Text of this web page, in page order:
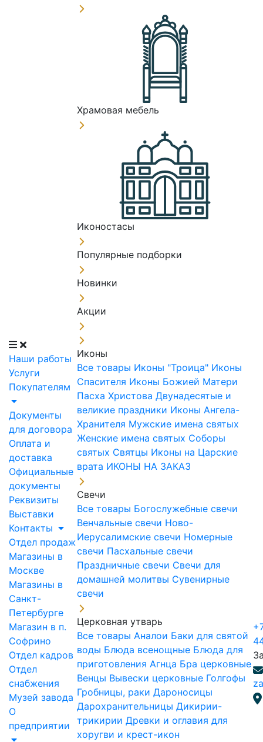
Наши работы
Услуги
Покупателям
Документы
для договора
Оплата и
доставка
Официальные
документы
Реквизиты
Выставки
Контакты
Отдел продаж
Магазины в
Москве
Магазины в
Санкт-
Петербурге
Магазин в п.
Софрино
Отдел кадров
Отдел
снабжения
Музей завода
О
предприятии
Храмовая мебель
Иконостасы
Популярные подборки
Новинки
Акции
Иконы
Все товары Иконы "Троица" Иконы
Спасителя Иконы Божией Матери
Пасха Христова Двунадесятые и
великие праздники Иконы Ангела-
Хранителя Мужские имена святых
Женские имена святых Соборы
святых Святцы Иконы на Царские
врата ИКОНЫ НА ЗАКАЗ
Свечи
Все товары Богослужебные свечи
Венчальные свечи Ново-
Иерусалимские свечи Номерные
свечи Пасхальные свечи
Праздничные свечи Свечи для
домашней молитвы Сувенирные
свечи
Церковная утварь
Все товары Аналои Баки для святой
воды Блюда всенощные Блюда для
приготовления Агнца Бра церковные
Венцы Вывески церковные Голгофы
Гробницы, раки Дароносицы
Дарохранительницы Дикирии-
трикирии Древки и оглавия для
хоругви и крест-икон